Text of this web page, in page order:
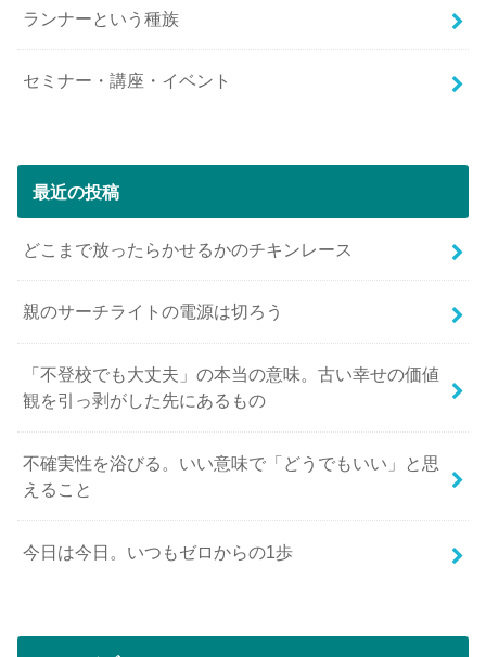
ランナーという種族
セミナー・講座・イベント
最近の投稿
どこまで放ったらかせるかのチキンレース
親のサーチライトの電源は切ろう
「不登校でも大丈夫」の本当の意味。古い幸せの価値
観を引っ剥がした先にあるもの
不確実性を浴びる。いい意味で「どうでもいい」と思
えること
今日は今日。いつもゼロからの1歩